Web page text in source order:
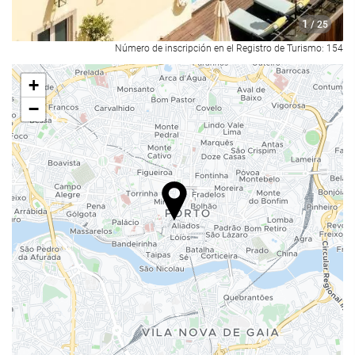
Menú infantil
Menú dietético bajo petición
Servicio de habitaciones
Opción de desayuno en la habitación
Fruta
Piscina
Piscina
Piscina exterior
Piscina al aire libre (de temporada)
Piscina de inmersión
Acceso a Internet
Wifi
WiFi disponible en todas las zonas
1 / 25
Número de inscripción en el Registro de Turismo: 154
+
−